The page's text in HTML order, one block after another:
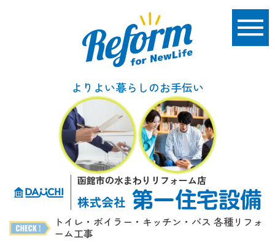
よりよい暮らしのお手伝い
函館市の水まわりリフォーム店
トイレ・ボイラー・キッチン・バス 各種リフォ
ーム工事